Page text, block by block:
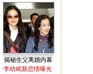
揭秘生父离婚内幕
·李幼斌新恋情曝光